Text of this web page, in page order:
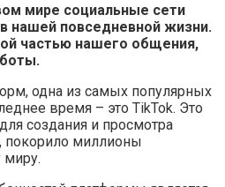
мире социальные сети
нашей повседневной жизни.
частью нашего общения,
одна из самых популярных
время – это TikTok. Это
создания и просмотра
покорило миллионы
миру.